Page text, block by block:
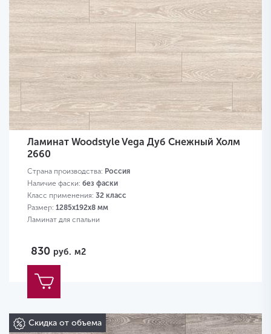
Ламинат Woodstyle Vega Дуб Снежный Холм
2660
Страна производства: Россия
Наличие фаски: без фаски
Класс применения: 32 класс
Размер: 1285х192х8 мм
Ламинат для спальни
830 руб. м2
Скидка от объема